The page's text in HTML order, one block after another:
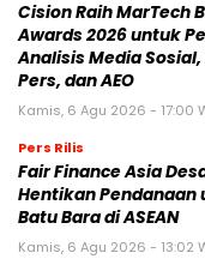
Cision Raih MarTech
Awards 2026 untuk
Analisis Media
Pers, dan AEO
Kamis, 6 Agu 2026 - 17:00
Pers Rilis
Fair Finance Asia
Hentikan Pendanaan
Batu Bara di ASEAN
Kamis, 6 Agu 2026 - 13:02